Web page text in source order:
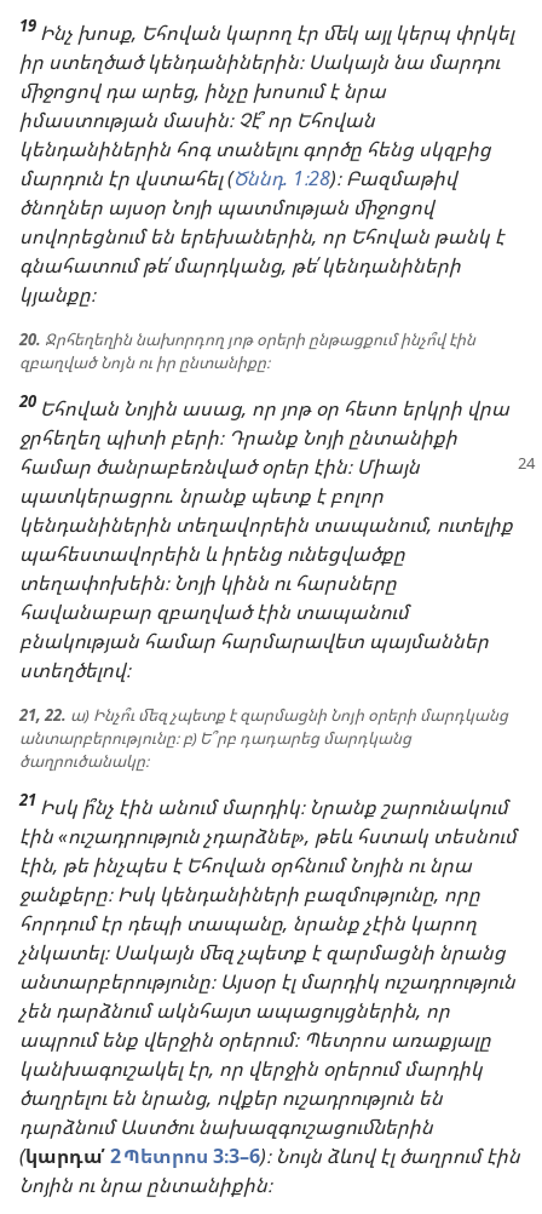
19 Ինչ խոսք, Եհովան կարող էր մեկ այլ կերպ փրկել
իր ստեղծած կենդանիներին։ Սակայն նա մարդու
միջոցով դա արեց, ինչը խոսում է նրա
իմաստության մասին։ Չէ՞ որ Եհովան
կենդանիներին հոգ տանելու գործը հենց սկզբից
մարդուն էր վստահել (Ծննդ. 1։28)։ Բազմաթիվ
ծնողներ այսօր Նոյի պատմության միջոցով
սովորեցնում են երեխաներին, որ Եհովան թանկ է
գնահատում թե՛ մարդկանց, թե՛ կենդանիների
կյանքը։
20. Ջրհեղեղին նախորդող յոթ օրերի ընթացքում ինչո՞վ էին
զբաղված Նոյն ու իր ընտանիքը։
20 Եհովան Նոյին ասաց, որ յոթ օր հետո երկրի վրա
ջրհեղեղ պիտի բերի։ Դրանք Նոյի ընտանիքի
համար ծանրաբեռնված օրեր էին։ Միայն
պատկերացրու. նրանք պետք է բոլոր
կենդանիներին տեղավորեին տապանում, ուտելիք
պահեստավորեին և իրենց ունեցվածքը
տեղափոխեին։ Նոյի կինն ու հարսները
հավանաբար զբաղված էին տապանում
բնակության համար հարմարավետ պայմաններ
ստեղծելով։
21, 22. ա) Ինչո՞ւ մեզ չպետք է զարմացնի Նոյի օրերի մարդկանց
անտարբերությունը։ բ) Ե՞րբ դադարեց մարդկանց
ծաղրուծանակը։
21 Իսկ ի՞նչ էին անում մարդիկ։ Նրանք շարունակում
էին «ուշադրություն չդարձնել», թեև հստակ տեսնում
էին, թե ինչպես է Եհովան օրհնում Նոյին ու նրա
ջանքերը։ Իսկ կենդանիների բազմությունը, որը
հորդում էր դեպի տապանը, նրանք չէին կարող
չնկատել։ Սակայն մեզ չպետք է զարմացնի նրանց
անտարբերությունը։ Այսօր էլ մարդիկ ուշադրություն
չեն դարձնում ակնհայտ ապացույցներին, որ
ապրում ենք վերջին օրերում։ Պետրոս առաքյալը
կանխագուշակել էր, որ վերջին օրերում մարդիկ
ծաղրելու են նրանց, ովքեր ուշադրություն են
դարձնում Աստծու նախազգուշացումներին
(կարդա՛2 Պետրոս 3։3–6)։ Նույն ձևով էլ ծաղրում էին
Նոյին ու նրա ընտանիքին։